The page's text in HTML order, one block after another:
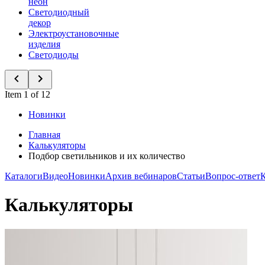
Светодиодный
декор
Электроустановочные
изделия
Светодиоды
Item 1 of 12
Новинки
Главная
Калькуляторы
Подбор светильников и их количество
КаталогиВидеоНовинкиАрхив вебинаровСтатьиВопрос-ответ
Калькуляторы